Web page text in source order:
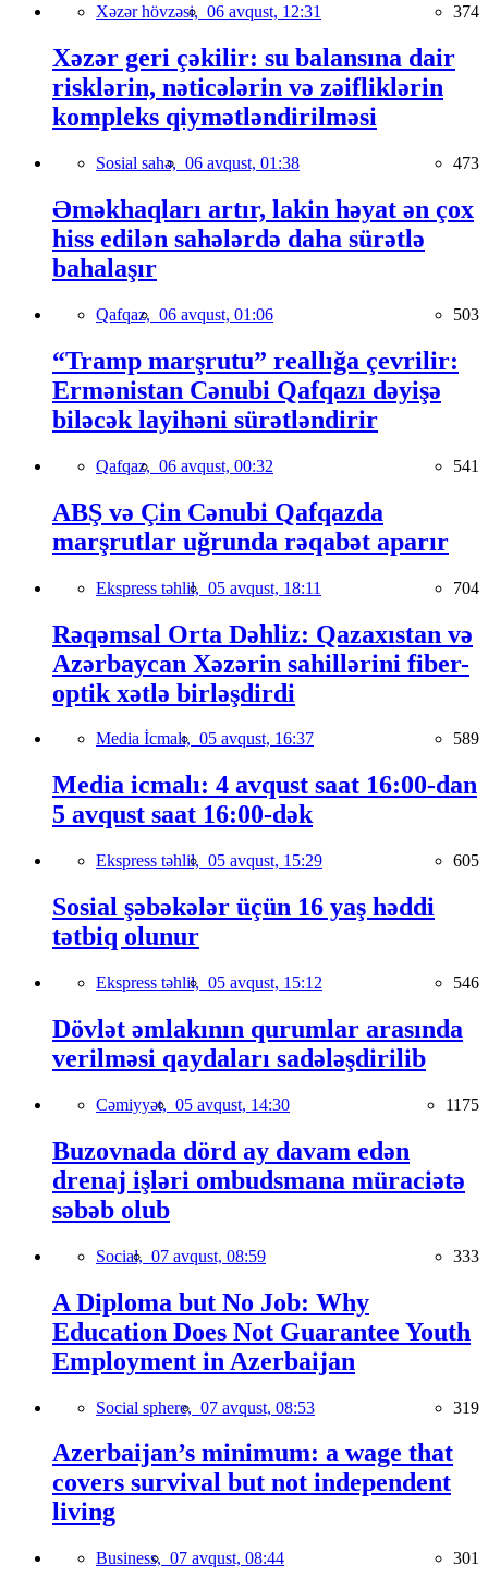
Xəzər hövzəsi, 06 avqust, 12:31 374
Xəzər geri çəkilir: su balansına dair
risklərin, nəticələrin və zəifliklərin
kompleks qiymətləndirilməsi
Sosial sahə, 06 avqust, 01:38 473
Əməkhaqları artır, lakin həyat ən çox
hiss edilən sahələrdə daha sürətlə
bahalaşır
Qafqaz, 06 avqust, 01:06 503
“Tramp marşrutu” reallığa çevrilir:
Ermənistan Cənubi Qafqazı dəyişə
biləcək layihəni sürətləndirir
Qafqaz, 06 avqust, 00:32 541
ABŞ və Çin Cənubi Qafqazda
marşrutlar uğrunda rəqabət aparır
Ekspress təhlil, 05 avqust, 18:11 704
Rəqəmsal Orta Dəhliz: Qazaxıstan və
Azərbaycan Xəzərin sahillərini fiber-
optik xətlə birləşdirdi
Media İcmalı, 05 avqust, 16:37 589
Media icmalı: 4 avqust saat 16:00-dan
5 avqust saat 16:00-dək
Ekspress təhlil, 05 avqust, 15:29 605
Sosial şəbəkələr üçün 16 yaş həddi
tətbiq olunur
Ekspress təhlil, 05 avqust, 15:12 546
Dövlət əmlakının qurumlar arasında
verilməsi qaydaları sadələşdirilib
Cəmiyyət, 05 avqust, 14:30 1175
Buzovnada dörd ay davam edən
drenaj işləri ombudsmana müraciətə
səbəb olub
Social, 07 avqust, 08:59 333
A Diploma but No Job: Why
Education Does Not Guarantee Youth
Employment in Azerbaijan
Social sphere, 07 avqust, 08:53 319
Azerbaijan’s minimum: a wage that
covers survival but not independent
living
Business, 07 avqust, 08:44 301